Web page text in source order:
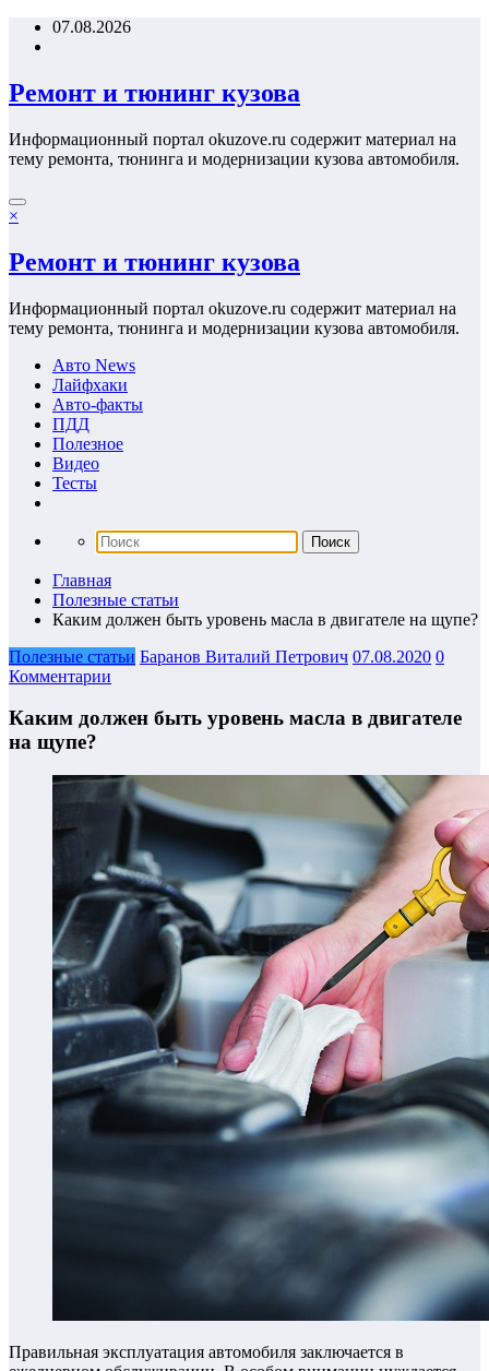
Перейти07.08.2026
Ремонт и тюнинг кузова
Информационный портал okuzove.ru содержит материал на
тему ремонта, тюнинга и модернизации кузова автомобиля.
×
Ремонт и тюнинг кузова
Информационный портал okuzove.ru содержит материал на
тему ремонта, тюнинга и модернизации кузова автомобиля.
Авто News
Лайфхаки
Авто-факты
ПДД
Полезное
Видео
Тесты
Главная
Полезные статьи
Каким должен быть уровень масла в двигателе на щупе?
Полезные статьи Баранов Виталий Петрович 07.08.2020 0
Комментарии
Каким должен быть уровень масла в двигателе
на щупе?
Правильная эксплуатация автомобиля заключается в